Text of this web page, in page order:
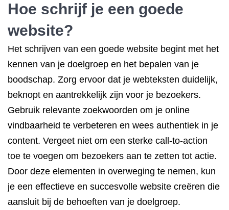
Hoe schrijf je een goede
website?
Het schrijven van een goede website begint met het
kennen van je doelgroep en het bepalen van je
boodschap. Zorg ervoor dat je webteksten duidelijk,
beknopt en aantrekkelijk zijn voor je bezoekers.
Gebruik relevante zoekwoorden om je online
vindbaarheid te verbeteren en wees authentiek in je
content. Vergeet niet om een sterke call-to-action
toe te voegen om bezoekers aan te zetten tot actie.
Door deze elementen in overweging te nemen, kun
je een effectieve en succesvolle website creëren die
aansluit bij de behoeften van je doelgroep.